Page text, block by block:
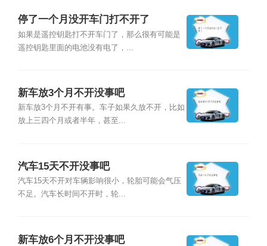
停了一个月没开车门打不开了
如果是遥控钥匙打不开车门了，那么很有可能是
遥控钥匙里面的电池没有电了，...
新车放3个月不开没事吧
新车放3个月不开有事。车子如果久放不开，比如
放上三四个月或者半年，甚至...
汽车15天不开没事吧
汽车15天不开对车辆影响很小，轮胎可能会气压
不足。汽车长时间不开时，轮...
新车放6个月不开没事吧